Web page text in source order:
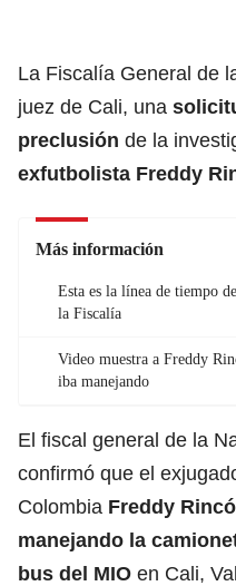
La Fiscalía General de
juez de Cali, una
preclusión de la
exfutbolista Freddy
Más información
Esta es la línea de tiempo
la Fiscalía
Video muestra a Freddy
iba manejando
El fiscal general de la
confirmó que el
Colombia Freddy
manejando la
bus del MIO en Cali,